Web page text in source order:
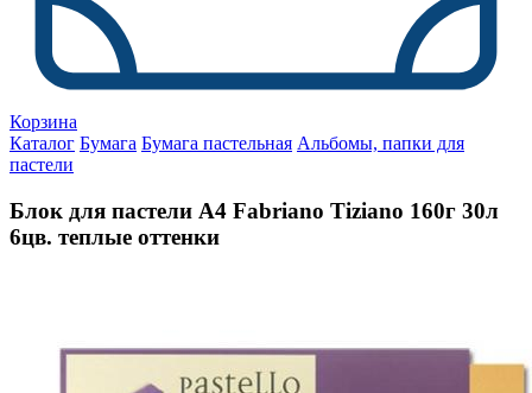
Корзина
Каталог Бумага Бумага пастельная Альбомы, папки для
пастели
Блок для пастели А4 Fabriano Tiziano 160г 30л
6цв. теплые оттенки